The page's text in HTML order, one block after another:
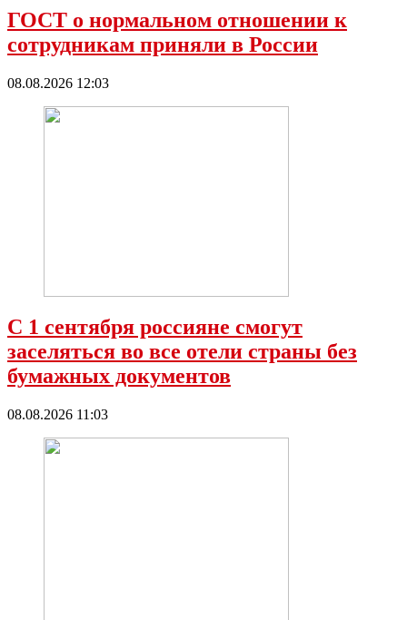
ГОСТ о нормальном отношении к
сотрудникам приняли в России
08.08.2026 12:03
С 1 сентября россияне смогут
заселяться во все отели страны без
бумажных документов
08.08.2026 11:03